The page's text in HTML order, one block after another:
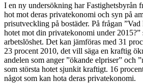
I en ny undersökning har Fastighetsbyrån
hot mot deras privatekonomi och syn på
prisutveckling på bostäder. På frågan ”Vad
hotet mot din privatekonomi under 2015?”
arbetslöshet. Det kan jämföras med 31
23 procent 2010, det vill säga en kraftig
andelen som anger ”ökande elpriser” och
som största hotet sjunkit kraftigt. 16
något som kan hota deras privatekonomi.